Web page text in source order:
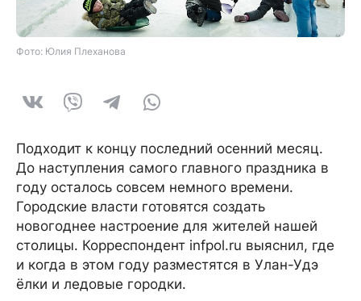
Фото: Юлия Плеханова
Подходит к концу последний осенний месяц.
До наступления самого главного праздника в
году осталось совсем немного времени.
Городские власти готовятся создать
новогоднее настроение для жителей нашей
столицы. Корреспондент infpol.ru выяснил, где
и когда в этом году разместятся в Улан-Удэ
ёлки и ледовые городки.